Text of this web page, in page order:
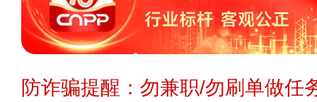
防诈骗提醒：勿兼职/勿刷单做任